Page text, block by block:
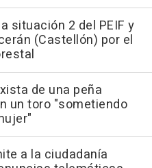
situación 2 del PEIF y
(Castellón) por el
de una peña
un toro "sometiendo
a la ciudadanía